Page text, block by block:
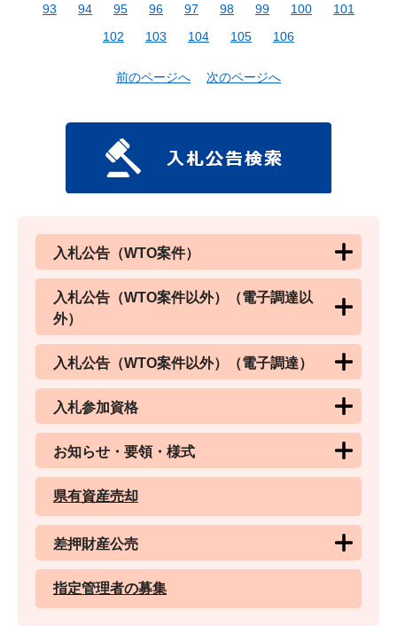
93
94 95 96 97 98 99 100
101
102
103 104 105 106
前のページへ 次のページへ
入札公告（WTO案件）
入札公告（WTO案件以外）（電子調達以
外）
入札公告（WTO案件以外）（電子調達）
入札参加資格
お知らせ・要領・様式
県有資産売却
差押財産公売
指定管理者の募集